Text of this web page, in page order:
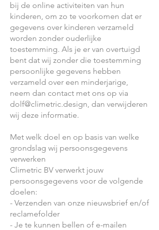
bij de online activiteiten van hun
kinderen, om zo te voorkomen dat er
gegevens over kinderen verzameld
worden zonder ouderlijke
toestemming. Als je er van overtuigd
bent dat wij zonder die toestemming
persoonlijke gegevens hebben
verzameld over een minderjarige,
neem dan contact met ons op via
dolf@climetric.design, dan verwijderen
wij deze informatie.
Met welk doel en op basis van welke
grondslag wij persoonsgegevens
verwerken
Climetric BV verwerkt jouw
persoonsgegevens voor de volgende
doelen:
- Verzenden van onze nieuwsbrief en/of
reclamefolder
- Je te kunnen bellen of e-mailen